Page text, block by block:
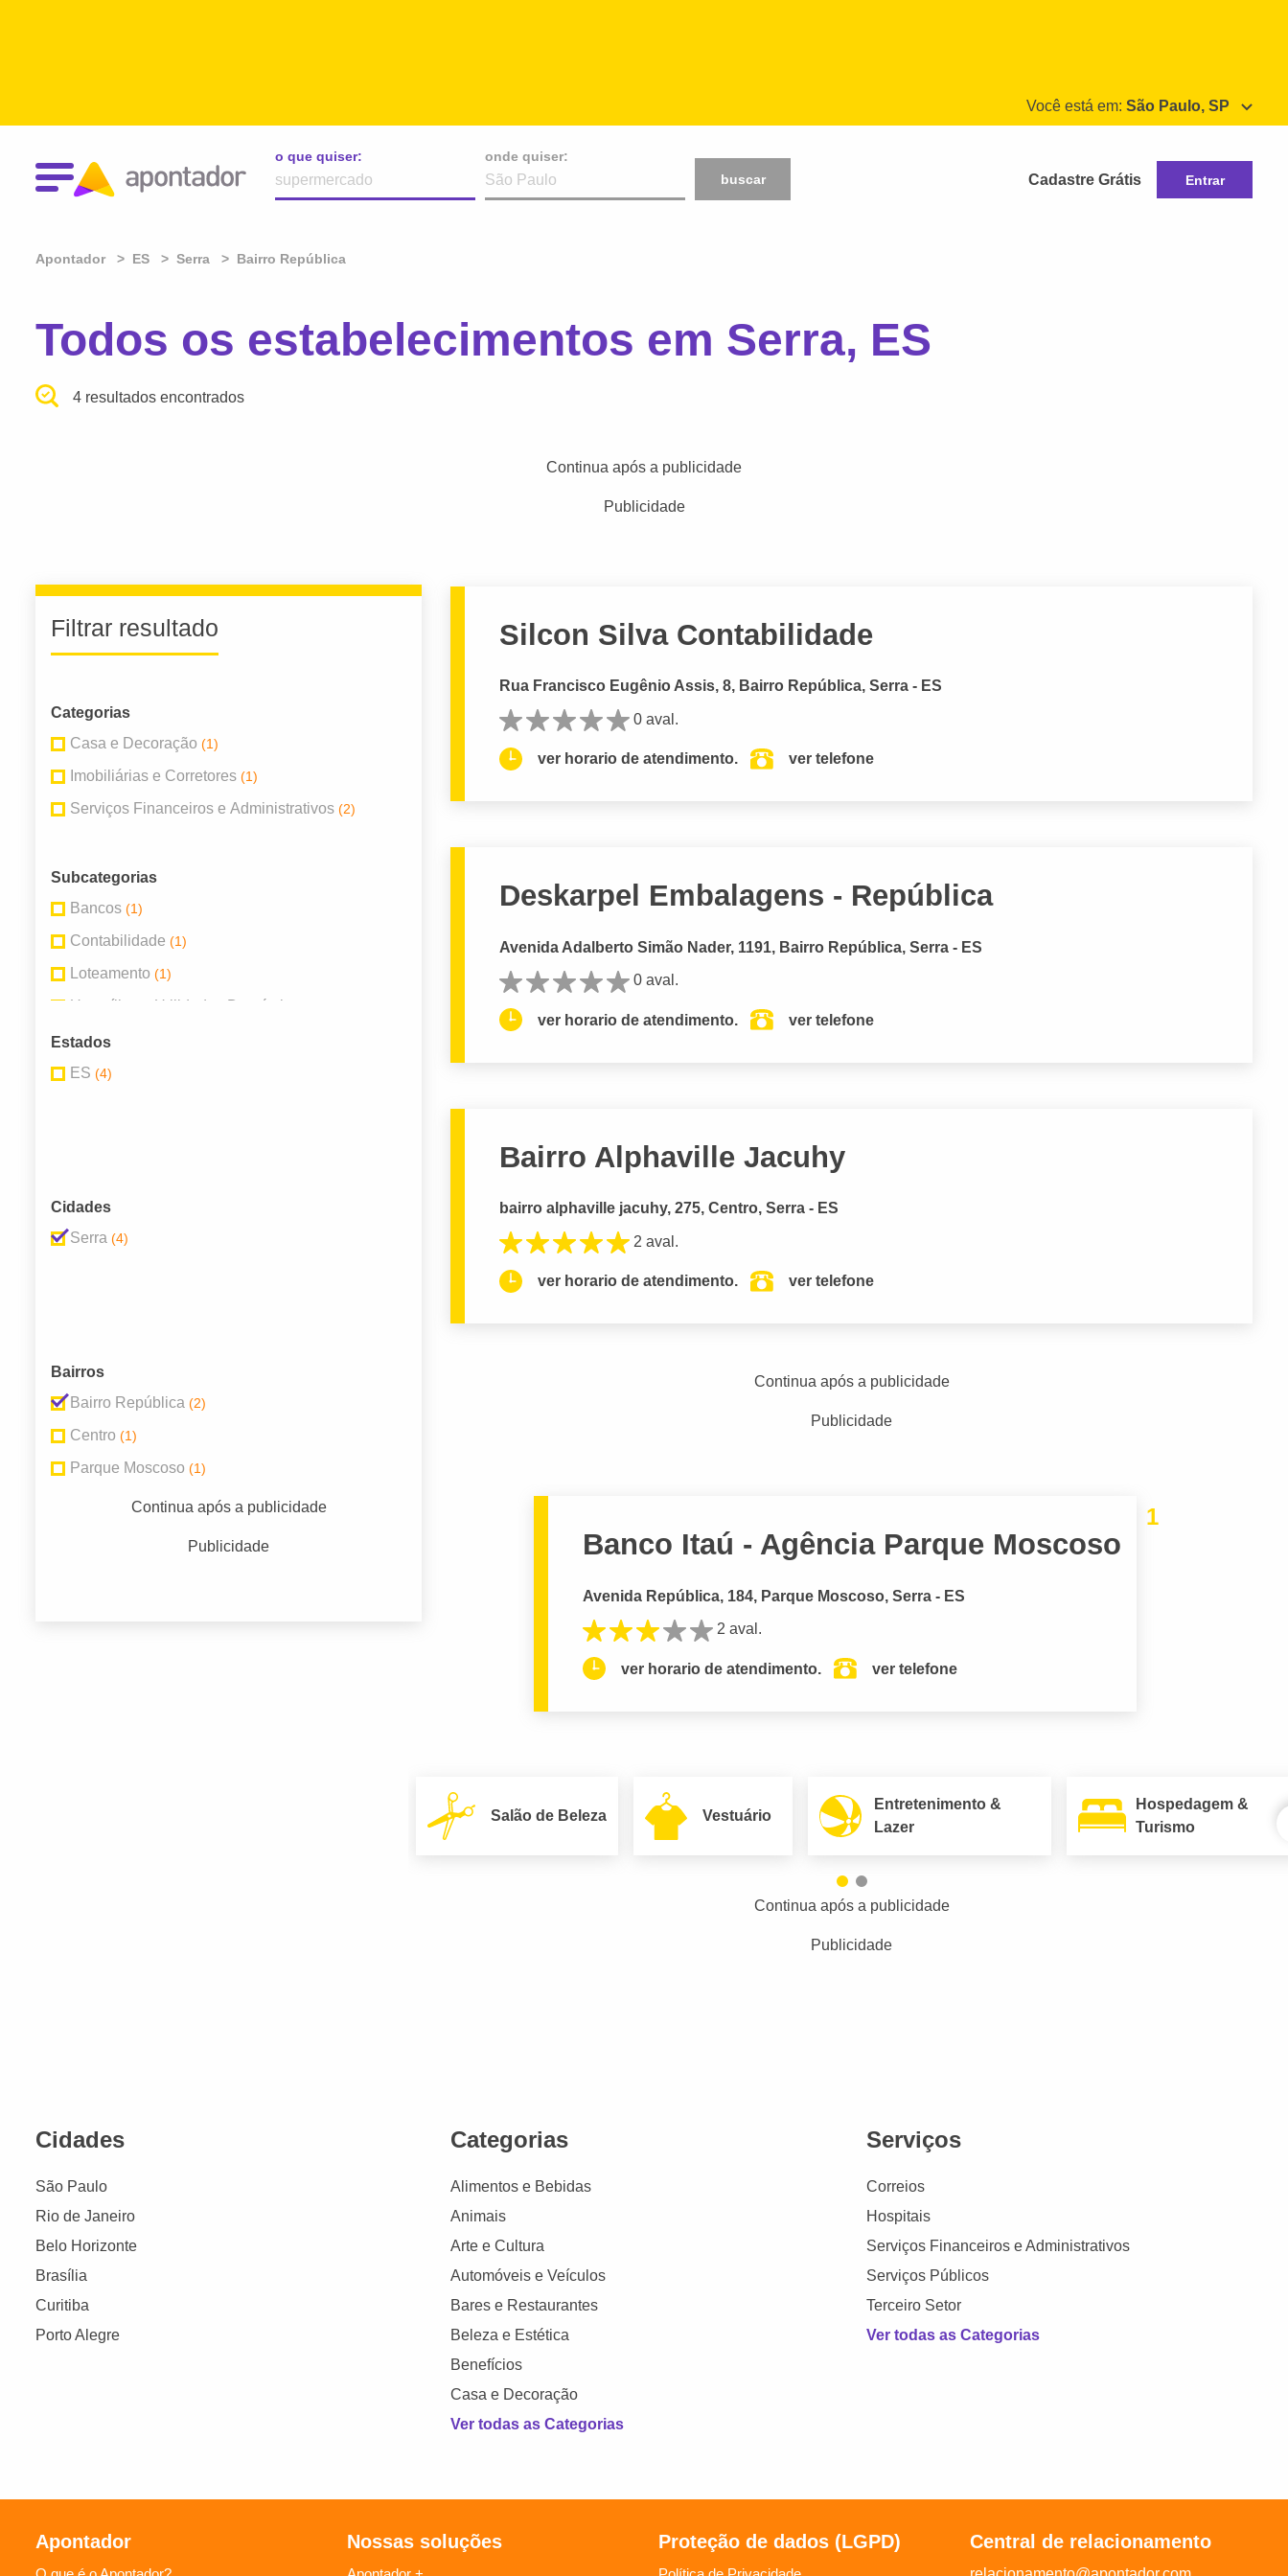
Você está em: São Paulo, SP
o que quiser:
onde quiser:
buscar
Cadastre Grátis Entrar
Apontador ES Serra Bairro República
Todos os estabelecimentos em Serra, ES
4 resultados encontrados
Continua após a publicidade
Publicidade
Filtrar resultado
Categorias
Casa e Decoração (1)
Imobiliárias e Corretores (1)
Serviços Financeiros e Administrativos (2)
Subcategorias
Bancos (1)
Contabilidade (1)
Loteamento (1)
Utensílios e Utilidades Domésticas
Estados
ES (4)
Cidades
Serra (4)
Bairros
Bairro República (2)
Centro (1)
Parque Moscoso (1)
Continua após a publicidade
Publicidade
Silcon Silva Contabilidade
Rua Francisco Eugênio Assis, 8, Bairro República, Serra - ES
0 aval.
ver horario de atendimento. ver telefone
Deskarpel Embalagens - República
Avenida Adalberto Simão Nader, 1191, Bairro República, Serra - ES
0 aval.
ver horario de atendimento. ver telefone
Bairro Alphaville Jacuhy
bairro alphaville jacuhy, 275, Centro, Serra - ES
2 aval.
ver horario de atendimento. ver telefone
Continua após a publicidade
Publicidade
Banco Itaú - Agência Parque Moscoso
Avenida República, 184, Parque Moscoso, Serra - ES
2 aval.
ver horario de atendimento. ver telefone
1
Salão de Beleza Vestuário
Entretenimento &
Lazer
Hospedagem &
Turismo
Continua após a publicidade
Publicidade
Cidades
São Paulo
Rio de Janeiro
Belo Horizonte
Brasília
Curitiba
Porto Alegre
Categorias
Alimentos e Bebidas
Animais
Arte e Cultura
Automóveis e Veículos
Bares e Restaurantes
Beleza e Estética
Benefícios
Casa e Decoração
Ver todas as Categorias
Serviços
Correios
Hospitais
Serviços Financeiros e Administrativos
Serviços Públicos
Terceiro Setor
Ver todas as Categorias
Apontador Nossas soluções Proteção de dados (LGPD) Central de relacionamento